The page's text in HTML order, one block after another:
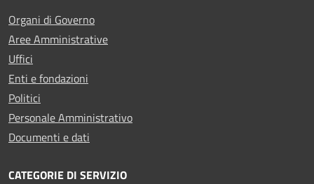
Organi di Governo
Aree Amministrative
Uffici
Enti e fondazioni
Politici
Personale Amministrativo
Documenti e dati
CATEGORIE DI SERVIZIO